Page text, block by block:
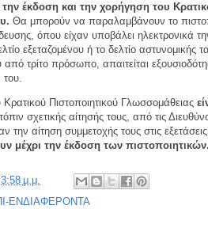
έκδοση και την χορήγηση του
Θα μπορούν να παραλαμβάνουν το
όπου είχαν υποβάλει ηλεκτρονικά
εξεταζομένου ή το δελτίο αστυνομικής
τρίτο πρόσωπο, απαιτείται
Πιστοποιητικού Γλωσσομάθειας
σχετικής αίτησής τους, από τις
την αίτηση συμμετοχής τους στις
μέχρι την έκδοση των πιστοποιητικών.
3:58 μ.μ.
ΕΝΔΙΑΦΕΡΟΝΤΑ